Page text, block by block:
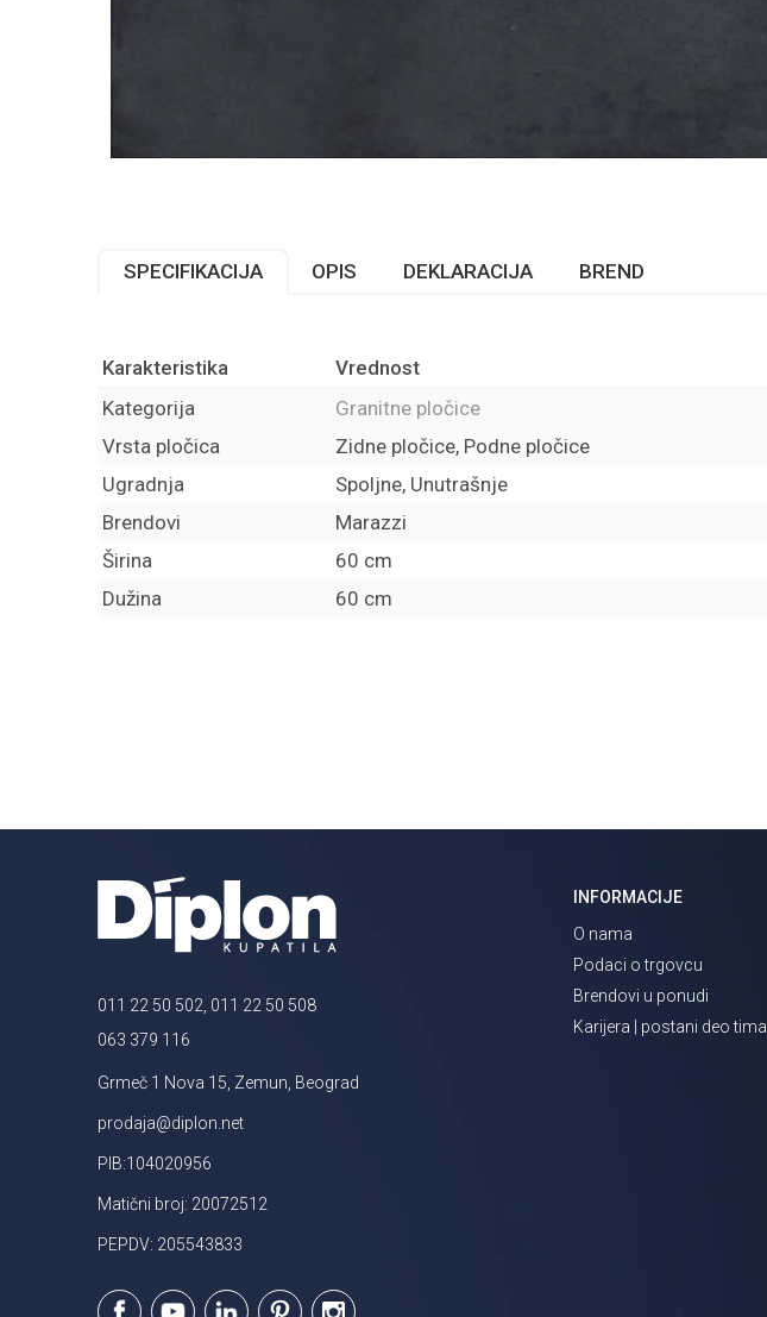
SPECIFIKACIJA OPIS DEKLARACIJA BREND
Karakteristika
Vrednost
Kategorija
Granitne pločice
Vrsta pločica
Zidne pločice, Podne pločice
Ugradnja
Spoljne, Unutrašnje
Brendovi
Marazzi
Širina
60 cm
Dužina
60 cm
011 22 50 502, 011 22 50 508
063 379 116
Grmeč 1 Nova 15, Zemun, Beograd
prodaja@diplon.net
PIB:104020956
Matični broj: 20072512
PEPDV: 205543833
INFORMACIJE
O nama
Podaci o trgovcu
Brendovi u ponudi
Karijera | postani deo tima